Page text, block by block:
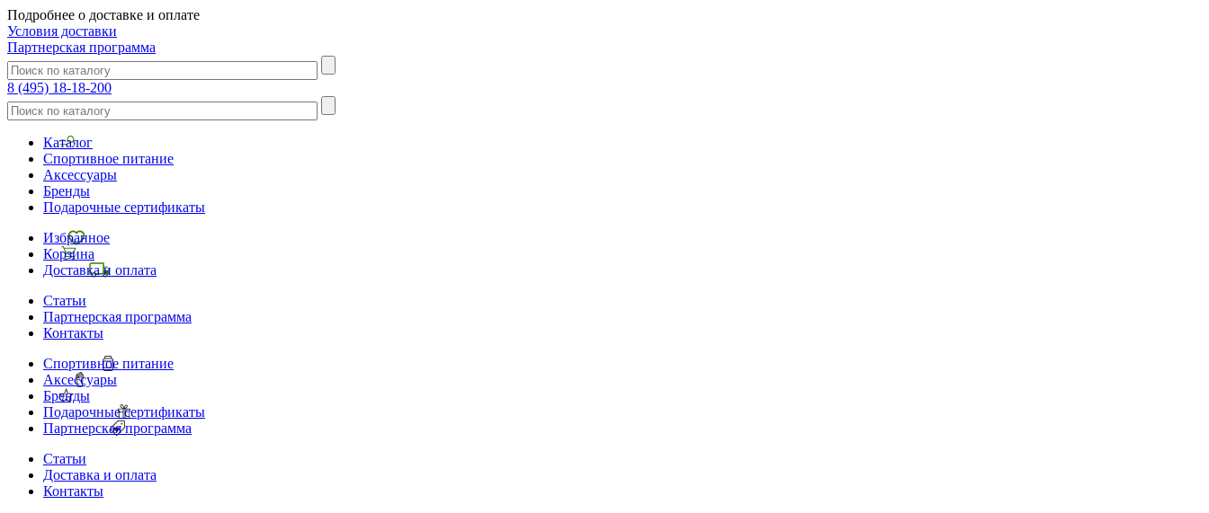
Подробнее о доставке и оплате
Условия доставки
Партнерская программа
8 (495) 18-18-200
Каталог
Спортивное питание
Аксессуары
Бренды
Подарочные сертификаты
Избранное
Корзина
Доставка и оплата
Статьи
Партнерская программа
Контакты
Спортивное питание
Аксессуары
Бренды
Подарочные сертификаты
Партнерская программа
Статьи
Доставка и оплата
Контакты